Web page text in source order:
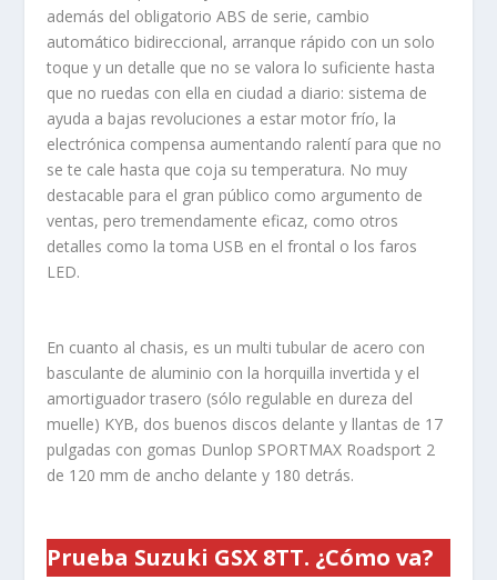
además del obligatorio ABS de serie, cambio
automático bidireccional, arranque rápido con un solo
toque y un detalle que no se valora lo suficiente hasta
que no ruedas con ella en ciudad a diario: sistema de
ayuda a bajas revoluciones a estar motor frío, la
electrónica compensa aumentando ralentí para que no
se te cale hasta que coja su temperatura. No muy
destacable para el gran público como argumento de
ventas, pero tremendamente eficaz, como otros
detalles como la toma USB en el frontal o los faros
LED.
En cuanto al chasis, es un multi tubular de acero con
basculante de aluminio con la horquilla invertida y el
amortiguador trasero (sólo regulable en dureza del
muelle) KYB, dos buenos discos delante y llantas de 17
pulgadas con gomas Dunlop SPORTMAX Roadsport 2
de 120 mm de ancho delante y 180 detrás.
Prueba Suzuki GSX 8TT. ¿Cómo va?